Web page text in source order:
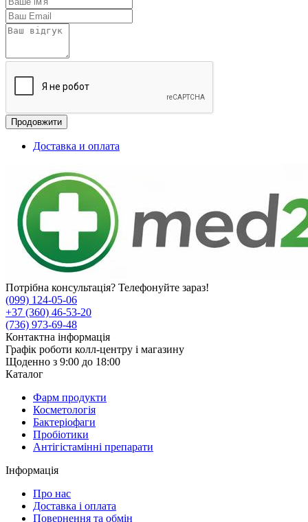
Продовжити
Доставка и оплата
Потрібна консультація? Телефонуйте зараз!
(099) 124-05-06
+37 (360) 46-53-20
(736) 973-69-48
Контактна інформація
Графік роботи колл-центру і магазину
Щоденно з 9:00 до 18:00
Каталог
Фарм продукти
Косметологія
Бактеріофаги
Пробіотики
Антігістамінні препарати
Інформація
Про нас
Доставка і оплата
Повернення та обмін